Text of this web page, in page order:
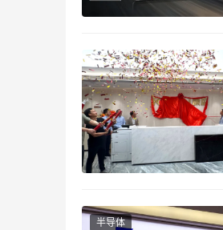
阻塞的交叉式光纤交换
以查看同一高速缓存映
的模块化存储系统没有
的，应用无法在一个典
要求已经要求更高的可用
NSC55 以大规模并行
就无法利用现有的产品
半导体